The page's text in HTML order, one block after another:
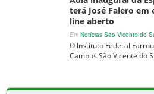
terá José Falero em
line aberto
Em Notícias São Vicente do
O Instituto Federal
Campus São Vicente do